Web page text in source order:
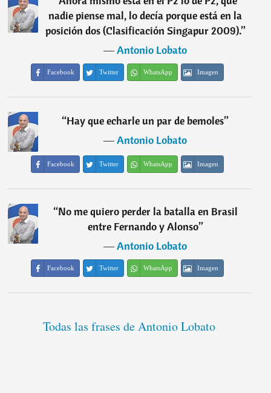
nadie piense mal, lo decía porque está en la
posición dos (Clasificación Singapur 2009).”
―Antonio Lobato
Facebook Twitter WhatsApp Imagen
“Hay que echarle un par de bemoles”
―Antonio Lobato
Facebook Twitter WhatsApp Imagen
“No me quiero perder la batalla en Brasil
entre Fernando y Alonso”
―Antonio Lobato
Facebook Twitter WhatsApp Imagen
Todas las frases de Antonio Lobato